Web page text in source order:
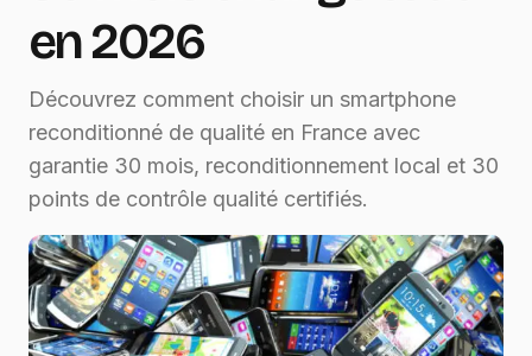
en 2026
Découvrez comment choisir un smartphone
reconditionné de qualité en France avec
garantie 30 mois, reconditionnement local et 30
points de contrôle qualité certifiés.